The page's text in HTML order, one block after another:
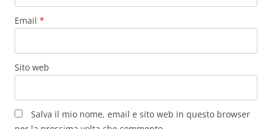
Email *
Sito web
Salva il mio nome, email e sito web in questo browser